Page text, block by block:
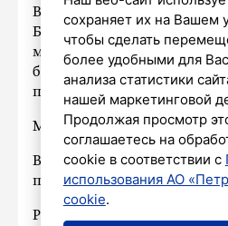
В Красном селе в
Бронетанковой улице
молодой человек
избил
бригады скорой помощи.
полиции Петербурга.
Мужчинам оказали
Возбуждено уголовное
подозреваемого
Ранее , что в
сохраняет их на Вашем
чтобы сделать
более удобными для
анализа статистики
нашей маркетинговой
Продолжая просмотр
соглашаетесь на
cookie в соответствии с
использования АО
cookie.